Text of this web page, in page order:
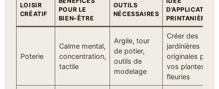
LOISIR
CRÉATIF
POUR LE
BIEN-ÊTRE
OUTILS
NÉCESSAIRES
D’APPLICATION
PRINTANIÈRE
Poterie
Calme mental,
concentration,
tactile
Argile, tour
de potier,
outils de
modelage
Créer des
jardinières
originales pour
vos plantes
fleuries